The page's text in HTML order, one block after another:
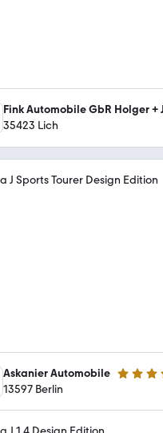
Fink Automobile GbR Holger +
35423 Lich
Askanier Automobile 4.7
13597 Berlin